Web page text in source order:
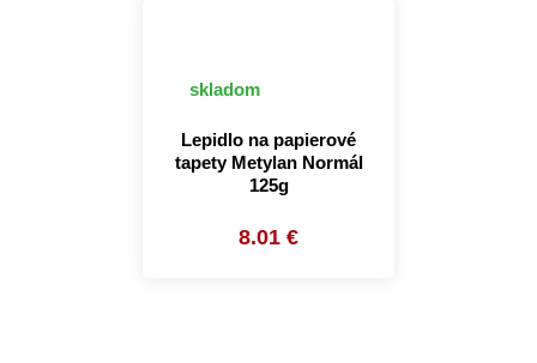
skladom
Lepidlo na papierové
tapety Metylan Normál
125g
8.01 €